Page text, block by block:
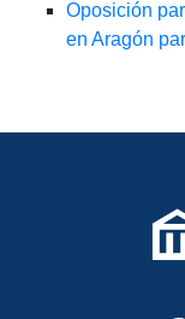
Oposición
en Aragón